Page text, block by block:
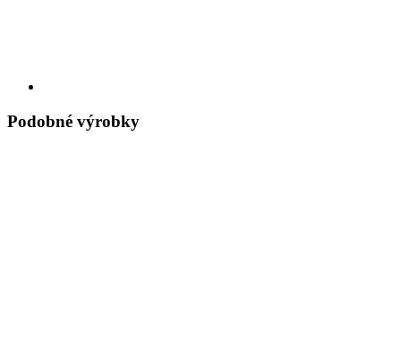
Podobné výrobky